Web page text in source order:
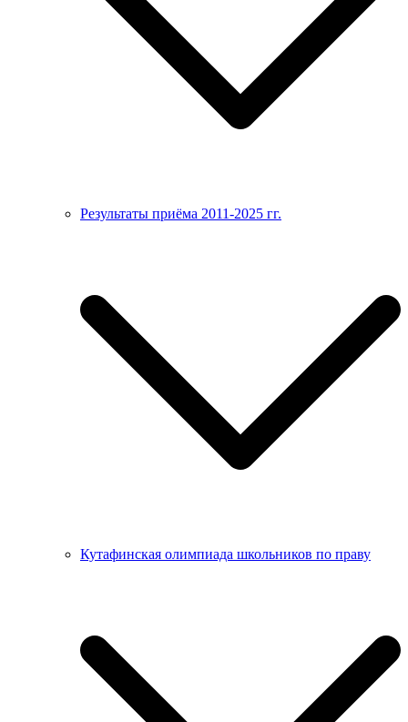
Результаты приёма 2011-2025 гг.
Кутафинская олимпиада школьников по праву